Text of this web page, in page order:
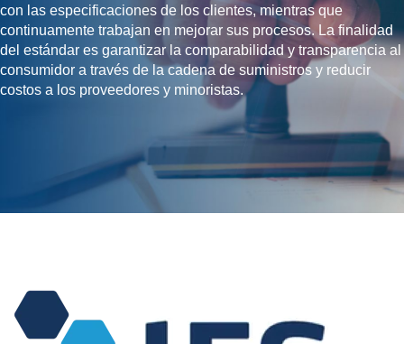
Análisis para Alimentos
Innovadores
Alimento Para Mascotas
Análisis Microbiológicos
Análisis Químicos
Consultoría y Etiquetado
Herramientas Digitales
con las especificaciones de los clientes, mientras que
continuamente trabajan en mejorar sus procesos. La finalidad
del estándar es garantizar la comparabilidad y transparencia al
consumidor a través de la cadena de suministros y reducir
costos a los proveedores y minoristas.